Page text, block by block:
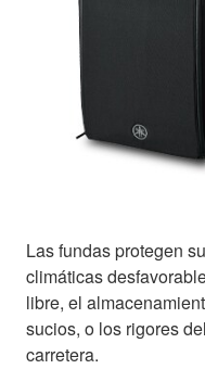
Las fundas protegen
climáticas
libre, el
sucios, o los rigores
carretera.